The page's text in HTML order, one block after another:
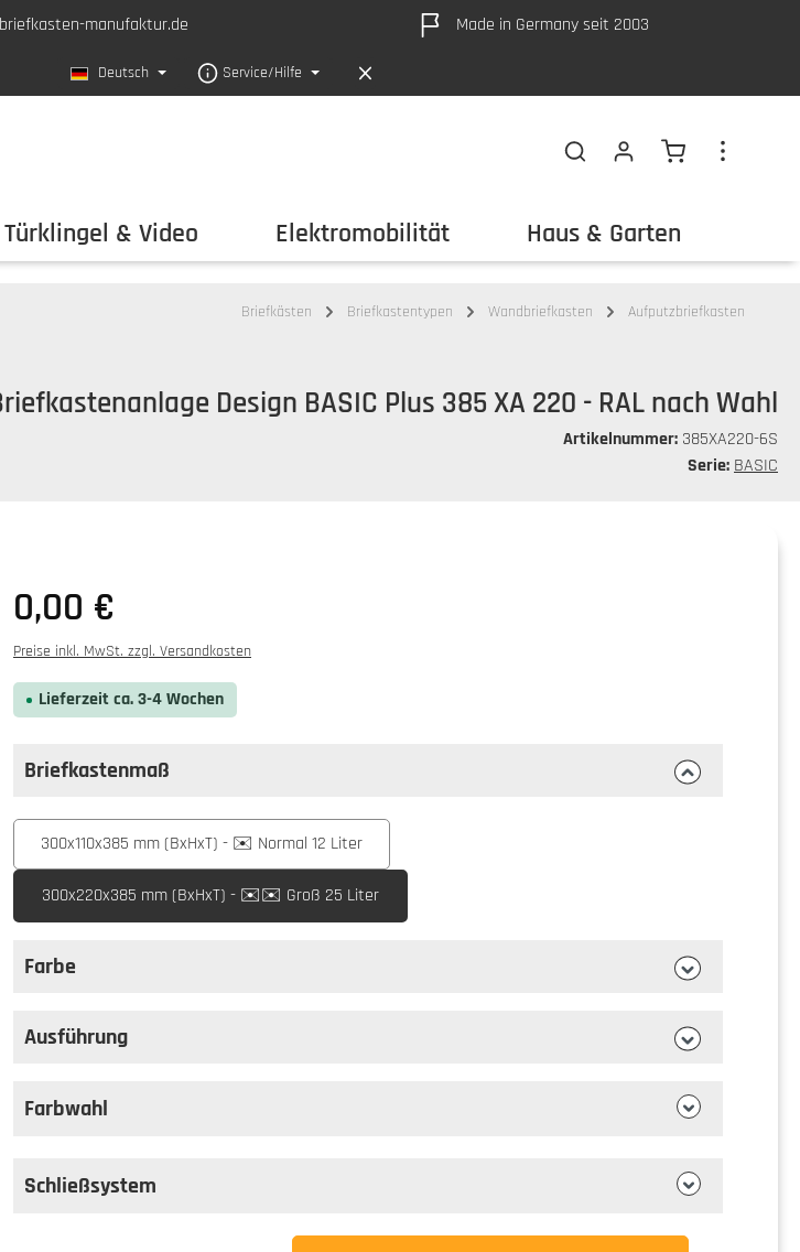
manufaktur.de Made in Germany seit 2003
Deutsch Service/Hilfe
Warenkorb
Türklingel & Video Elektromobilität Haus & Garten
Briefkästen Briefkastentypen Wandbriefkasten Aufputzbriefkasten
Design BASIC Plus 385 XA 220 - RAL nach Wahl
Artikelnummer: 385XA220-6S
Serie:BASIC
0,00 €
Preise inkl. MwSt. zzgl. Versandkosten
Lieferzeit ca. 3-4 Wochen
Briefkastenmaß
Briefkastenmaßauswählen
300x110x385 mm (BxHxT) - ✉️ Normal 12 Liter
300x220x385 mm (BxHxT) - ✉️✉️ Groß 25 Liter
Farbe
Ausführung
Farbwahl
Schließsystem